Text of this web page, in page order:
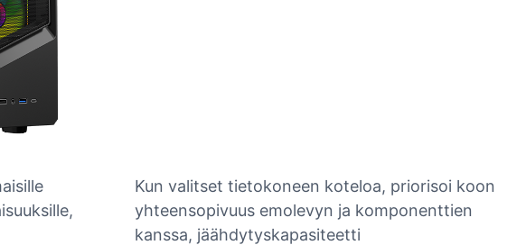
Kun valitset tietokoneen koteloa, priorisoi koon
yhteensopivuus emolevyn ja komponenttien
kanssa, jäähdytyskapasiteetti